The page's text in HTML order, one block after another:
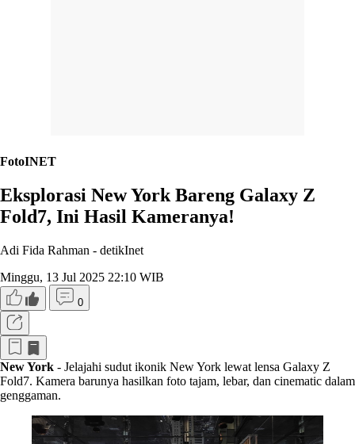
FotoINET
Eksplorasi New York Bareng Galaxy Z
Fold7, Ini Hasil Kameranya!
Adi Fida Rahman - detikInet
Minggu, 13 Jul 2025 22:10 WIB
0
New York - Jelajahi sudut ikonik New York lewat lensa Galaxy Z
Fold7. Kamera barunya hasilkan foto tajam, lebar, dan cinematic dalam
genggaman.